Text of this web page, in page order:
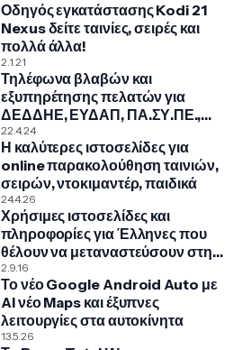
Οδηγός εγκατάστασης Kodi 21
Nexus δείτε ταινίες, σειρές και
πολλά άλλα!
2.1.21
Τηλέφωνα βλαβών και
εξυπηρέτησης πελατών για
ΔΕΔΔΗΕ, ΕΥΔΑΠ, ΠΑ.ΣΥ.ΠΕ.,
COSMOTE, NOVA, VODAFONE
22.4.24
Η καλύτερες ιστοσελίδες για
online παρακολούθηση ταινιών,
σειρών, ντοκιμαντέρ, παιδικά
24.4.26
Χρήσιμες ιστοσελίδες και
πληροφορίες για Έλληνες που
θέλουν να μεταναστεύσουν στην
Γερμανία
2.9.16
Το νέο Google Android Auto με
AI νέο Maps και έξυπνες
λειτουργίες στα αυτοκίνητα
13.5.26